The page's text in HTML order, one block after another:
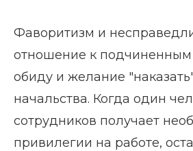
Фаворитизм и
отношение к
обиду и желание
начальства. Когда один
сотрудников получает
привилегии на работе,